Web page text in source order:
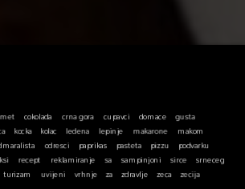
cokolada crna gora cupavci domace
gusta
kocka kolac ledena lepinje makarone
makom
odresci paprikas pasteta pizzu
podvarku
recept reklamiranje sa sampinjoni sirce
srneceg
turizam uvijeni vrhnje za zdravlje zeca zecija